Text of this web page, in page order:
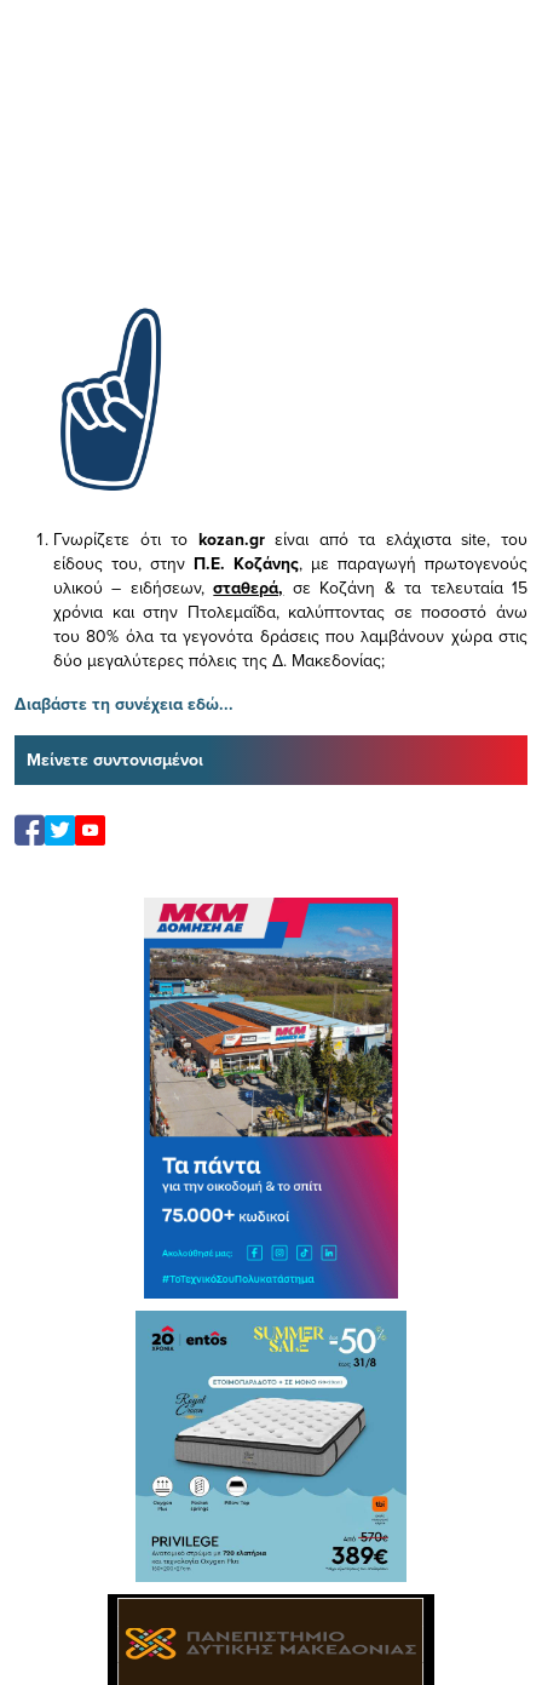
Γνωρίζετε ότι το kozan.gr είναι από τα ελάχισταsite, του
είδους του, στην Π.Ε. Κοζάνης, με παραγωγή πρωτογενούς
υλικού – ειδήσεων,σταθερά, σε Κοζάνη & τα τελευταία 15
χρόνια και στην Πτολεμαΐδα, καλύπτοντας σε ποσοστό άνω
του 80% όλα τα γεγονότα δράσεις που λαμβάνουν χώρα στις
δύο μεγαλύτερες πόλεις της Δ. Μακεδονίας;
Διαβάστε τη συνέχεια εδώ...
Μείνετε συντονισμένοι